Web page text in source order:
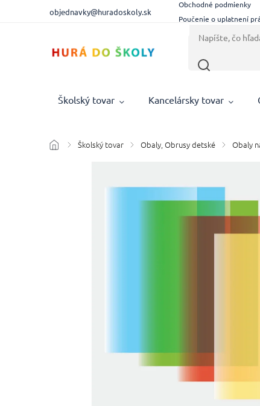
objednavky@huradoskoly.sk
Obchodné podmienky
Poučenie o uplatnení
Školský tovar Kancelársky tovar
/ Školský tovar / Obaly, Obrusy detské / Obaly